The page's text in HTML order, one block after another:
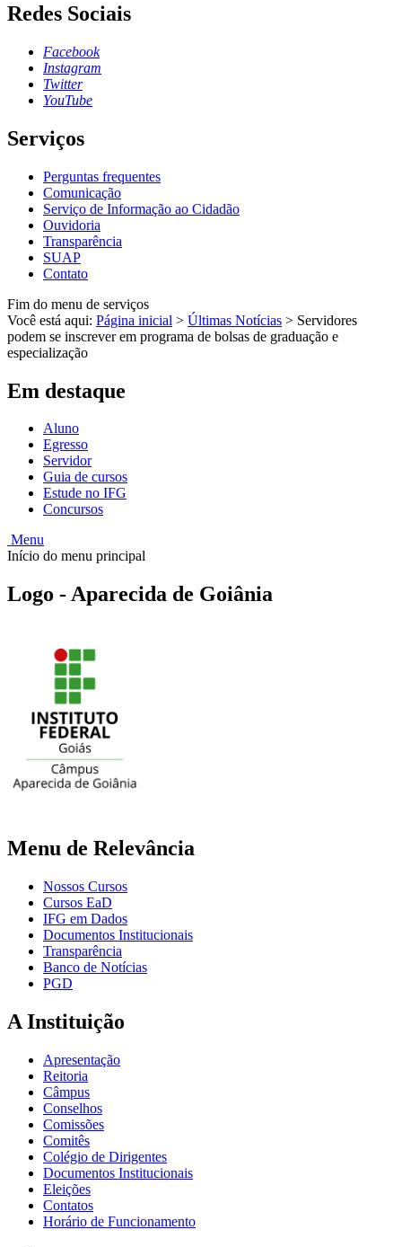
Redes Sociais
Facebook
Instagram
Twitter
YouTube
Serviços
Perguntas frequentes
Comunicação
Serviço de Informação ao Cidadão
Ouvidoria
Transparência
SUAP
Contato
Fim do menu de serviços
Você está aqui: Página inicial > Últimas Notícias > Servidores
podem se inscrever em programa de bolsas de graduação e
especialização
Em destaque
Aluno
Egresso
Servidor
Guia de cursos
Estude no IFG
Concursos
Menu
Início do menu principal
Logo - Aparecida de Goiânia
Menu de Relevância
Nossos Cursos
Cursos EaD
IFG em Dados
Documentos Institucionais
Transparência
Banco de Notícias
PGD
A Instituição
Apresentação
Reitoria
Câmpus
Conselhos
Comissões
Comitês
Colégio de Dirigentes
Documentos Institucionais
Eleições
Contatos
Horário de Funcionamento